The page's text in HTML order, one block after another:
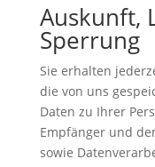
Auskunft,
Sperrung
Sie erhalten
die von uns
Daten zu Ihrer
Empfänger und
sowie